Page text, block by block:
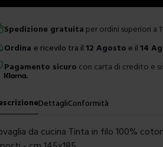
Spedizione gratuita per ordini superiori a
Ordina e ricevilo tra il12 Agosto e il 14
Pagamento sicuro con carta di credito e
DettagliConformità
da cucina Tinta in filo 100%